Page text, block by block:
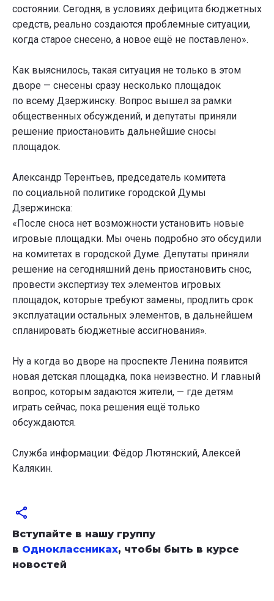
состоянии. Сегодня, в условиях дефицита бюджетных
средств, реально создаются проблемные ситуации,
когда старое снесено, а новое ещё не поставлено».
Как выяснилось, такая ситуация не только в этом
дворе — снесены сразу несколько площадок
по всему Дзержинску. Вопрос вышел за рамки
общественных обсуждений, и депутаты приняли
решение приостановить дальнейшие сносы
площадок.
Александр Терентьев, председатель комитета
по социальной политике городской Думы
Дзержинска:
«После сноса нет возможности установить новые
игровые площадки. Мы очень подробно это обсудили
на комитетах в городской Думе. Депутаты приняли
решение на сегодняшний день приостановить снос,
провести экспертизу тех элементов игровых
площадок, которые требуют замены, продлить срок
эксплуатации остальных элементов, в дальнейшем
спланировать бюджетные ассигнования».
Ну а когда во дворе на проспекте Ленина появится
новая детская площадка, пока неизвестно. И главный
вопрос, которым задаются жители, — где детям
играть сейчас, пока решения ещё только
обсуждаются.
Служба информации: Фёдор Лютянский, Алексей
Калякин.
Вступайте в нашу группу
в Одноклассниках, чтобы быть в курсе
новостей